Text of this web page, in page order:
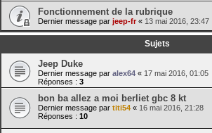
Fonctionnement de la rubrique
Dernier message par jeep-fr « 13 mai 2016, 23:47
Sujets
Jeep Duke
Dernier message par alex64 « 17 mai 2016, 01:05
Réponses : 3
bon ba allez a moi berliet gbc 8 kt
Dernier message par titi54 « 16 mai 2016, 21:28
Réponses : 10